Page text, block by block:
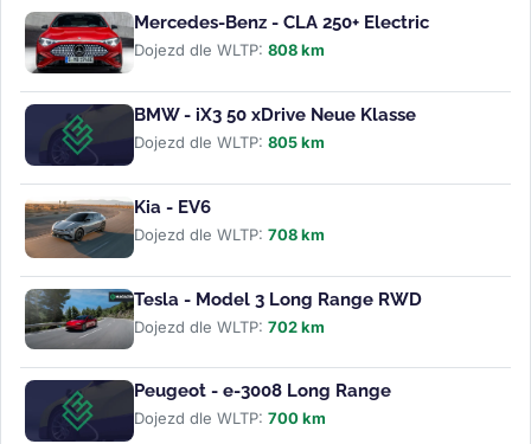
Mercedes-Benz - CLA 250+ Electric
Dojezd dle WLTP: 808 km
BMW - iX3 50 xDrive Neue Klasse
Dojezd dle WLTP: 805 km
Kia - EV6
Dojezd dle WLTP: 708 km
Tesla - Model 3 Long Range RWD
Dojezd dle WLTP: 702 km
Peugeot - e-3008 Long Range
Dojezd dle WLTP: 700 km